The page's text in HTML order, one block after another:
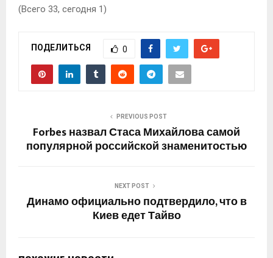
(Всего 33, сегодня 1)
ПОДЕЛИТЬСЯ 0
PREVIOUS POST
Forbes назвал Стаса Михайлова самой
популярной российской знаменитостью
NEXT POST
Динамо официально подтвердило, что в
Киев едет Тайво